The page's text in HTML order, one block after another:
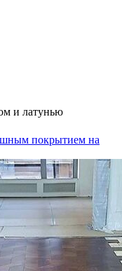
и латунью